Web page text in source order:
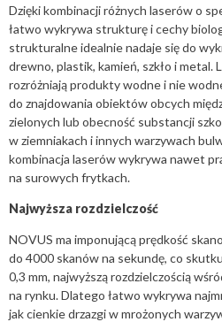
Dzięki kombinacji różnych laserów o
łatwo wykrywa strukturę i cechy
strukturalne idealnie nadaje się do
drewno, plastik, kamień, szkło i metal.
rozróżniają produkty wodne i nie
do znajdowania obiektów obcych
zielonych lub obecność substancji
w ziemniakach i innych warzywach
kombinacja laserów wykrywa nawet
na surowych frytkach.
Najwyższa rozdzielczość
NOVUS ma imponującą prędkość
do 4000 skanów na sekundę, co
0,3 mm, najwyższą rozdzielczością
na rynku. Dlatego łatwo wykrywa
jak cienkie drzazgi w mrożonych